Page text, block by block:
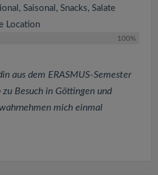
Saisonal, Snacks, Salate
Location
100%
aus dem ERASMUS-Semester
Besuch in Göttingen und
mich einmal